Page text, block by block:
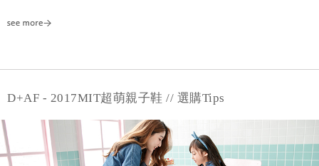
D+AF - 2017MIT超萌親子鞋 // 選購Tips